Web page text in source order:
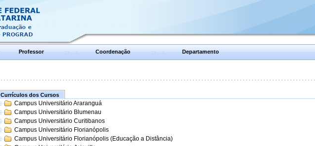
Professor Coordenação Departamento
Currículos dos Cursos
Campus Universitário Araranguá
Campus Universitário Blumenau
Campus Universitário Curitibanos
Campus Universitário Florianópolis
Campus Universitário Florianópolis (Educação a Distância)